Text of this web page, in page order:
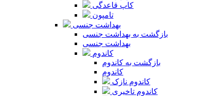
کاپ قاعدگی
تامپون
بهداشت جنسی
بازگشت به بهداشت جنسی
بهداشت جنسی
کاندوم
بازگشت به کاندوم
کاندوم
کاندوم نازک
کاندوم تاخیری